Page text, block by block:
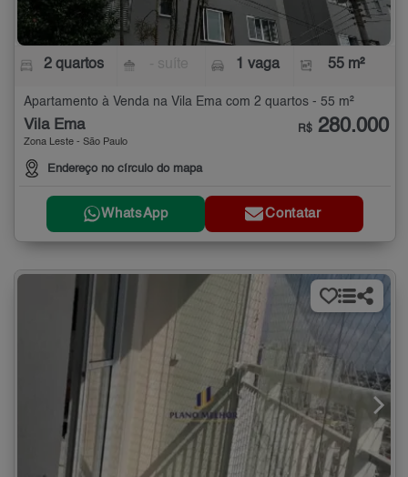
2 quartos 1 vaga 55 m²
Apartamento à Venda na Vila Ema com 2 quartos - 55 m²
Vila Ema
Zona Leste - São Paulo
Endereço no círculo do mapa
R$ 280.000
WhatsApp Contatar